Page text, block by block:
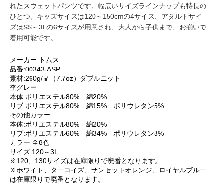
れたスウェットパンツです。幅広いサイズラインナップも特長の
ひとつ。キッズサイズは120～150cmの4サイズ、アダルトサイ
ズはSS～3Lの6サイズが用意され、大人から子供まで、お揃いで
着用可能です。
メーカー:トムス
品番:00343-ASP
素材:260g/㎡（7.7oz）ダブルニット
杢グレー
本体:ポリエステル80% 綿20%
リブ:ポリエステル80% 綿15% ポリウレタン5%
その他カラー
本体:ポリエステル80% 綿20%
リブ:ポリエステル60% 綿34% ポリウレタン3%
カラー:全8色
サイズ:120～3L
※120、130サイズは在庫限りで廃番となります。
※ホワイト、ターコイズ、サンセットオレンジ、ロイヤルブルー
は在庫限りで廃番となります。